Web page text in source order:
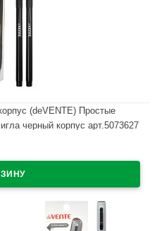
(deVENTE) Простые
черный корпус арт.5073627